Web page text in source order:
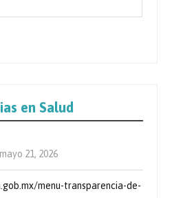
en Salud
mayo 21, 2026
menu-transparencia-de-